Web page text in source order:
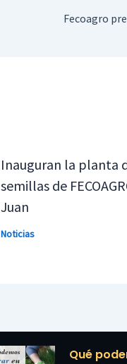
Inauguran la planta
semillas de
Juan
Noticias
Qué